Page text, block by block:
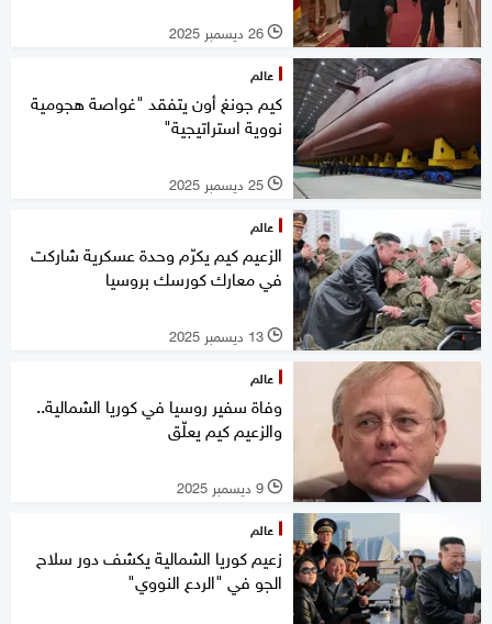
l 26 ديسمبر 2025
عالم
كيم جونغ أون يتفقد "غواصة هجومية
نووية استراتيجية"
l 25 ديسمبر 2025
عالم
الزعيم كيم يكرّم وحدة عسكرية شاركت
في معارك كورسك بروسيا
l 13 ديسمبر 2025
عالم
وفاة سفير روسيا في كوريا الشمالية..
والزعيم كيم يعلّق
l 9 ديسمبر 2025
عالم
زعيم كوريا الشمالية يكشف دور سلاح
الجو في "الردع النووي"